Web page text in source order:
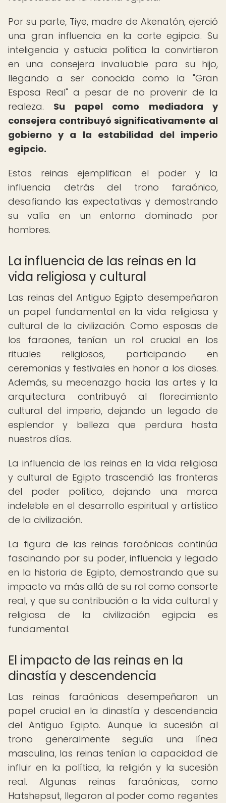
Por su parte, Tiye, madre de Akenatón, ejerció
una gran influencia en la corte egipcia. Su
inteligencia y astucia política la convirtieron
en una consejera invaluable para su hijo,
llegando a ser conocida como la "Gran
Esposa Real" a pesar de no provenir de la
realeza. Su papel como mediadora y
consejera contribuyó significativamente al
gobierno y a la estabilidad del imperio
egipcio.
Estas reinas ejemplifican el poder y la
influencia detrás del trono faraónico,
desafiando las expectativas y demostrando
su valía en un entorno dominado por
hombres.
La influencia de las reinas en la
vida religiosa y cultural
Las reinas del Antiguo Egipto desempeñaron
un papel fundamental en la vida religiosa y
cultural de la civilización. Como esposas de
los faraones, tenían un rol crucial en los
rituales religiosos, participando en
ceremonias y festivales en honor a los dioses.
Además, su mecenazgo hacia las artes y la
arquitectura contribuyó al florecimiento
cultural del imperio, dejando un legado de
esplendor y belleza que perdura hasta
nuestros días.
La influencia de las reinas en la vida religiosa
y cultural de Egipto trascendió las fronteras
del poder político, dejando una marca
indeleble en el desarrollo espiritual y artístico
de la civilización.
La figura de las reinas faraónicas continúa
fascinando por su poder, influencia y legado
en la historia de Egipto, demostrando que su
impacto va más allá de su rol como consorte
real, y que su contribución a la vida cultural y
religiosa de la civilización egipcia es
fundamental.
El impacto de las reinas en la
dinastía y descendencia
Las reinas faraónicas desempeñaron un
papel crucial en la dinastía y descendencia
del Antiguo Egipto. Aunque la sucesión al
trono generalmente seguía una línea
masculina, las reinas tenían la capacidad de
influir en la política, la religión y la sucesión
real. Algunas reinas faraónicas, como
Hatshepsut, llegaron al poder como regentes